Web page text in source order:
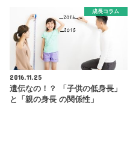
成長コラム
2016.11.25
遺伝なの！？ 「子供の低身長」
と「親の身長 の関係性」